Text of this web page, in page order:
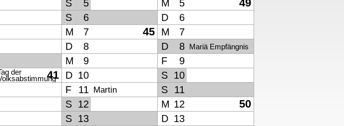
S 5 M 5 49
S 6 D
6
M 7 45 M
7
D 8 D 8 Mariä Empfängnis
M 9 F
9
41
der D 10 S
10
F 11 Martin S
11
S 12 M 12 50
S 13 D 13